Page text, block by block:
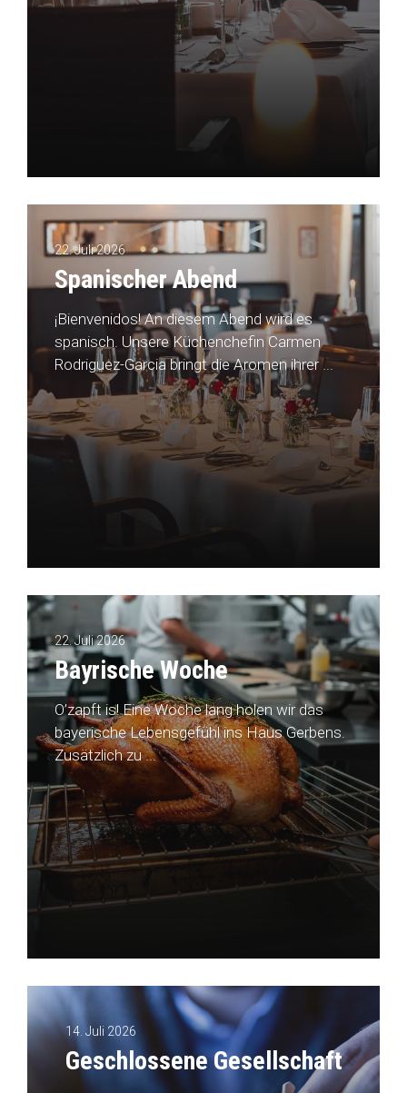
22. Juli 2026
Spanischer Abend
¡Bienvenidos! An diesem Abend wird es
spanisch. Unsere Küchenchefin Carmen
Rodriguez-Garcia bringt die Aromen ihrer ...
22. Juli 2026
Bayrische Woche
O’zapft is! Eine Woche lang holen wir das
bayerische Lebensgefühl ins Haus Gerbens.
Zusätzlich zu ...
14. Juli 2026
Geschlossene Gesellschaft